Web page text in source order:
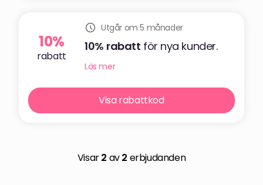
10%
rabatt
Utgår om 5 månader
10% rabatt för nya kunder.
Läs mer
Visa rabattkod
Visar2 av2 erbjudanden